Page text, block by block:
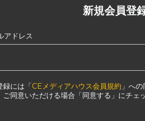
新規会員登
アドレス
録には「CEメディアハウス会員規約 」へ
ご同意いただける場合「同意する」にチェ